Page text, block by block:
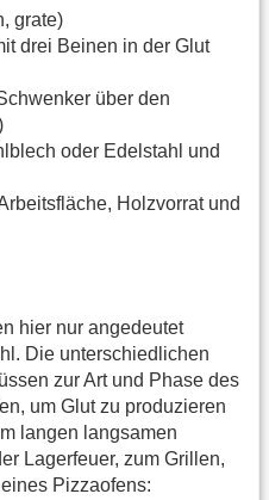
grate)
drei Beinen in der Glut
über den
oder Edelstahl und
Holzvorrat und
hier nur angedeutet
Die unterschiedlichen
zur Art und Phase des
um Glut zu produzieren
langen langsamen
Lagerfeuer, zum Grillen,
Pizzaofens: